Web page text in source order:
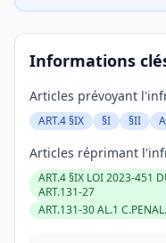
Informations
Articles prévoyant
ART.4 §IX §I §II
Articles réprimant
ART.4 §IX LOI 2023-451
ART.131-27
ART.131-30 AL.1 C.PENAL.